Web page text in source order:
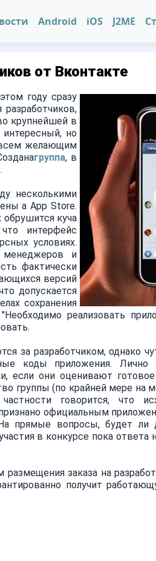
Android iOS J2ME
от Вконтакте
году сразу
крупнейшей в
но
всем желающим
группа, в
несколькими
а App Store.
обрушится куча
интерфейс
условиях.
менеджеров и
фактически
версий
допускается
сохранения
реализовать
за разработчиком, однако
коды приложения. Лично
если они оценивают
группы (по крайней мере на
говорится, что
официальным
прямые вопросы, будет ли
в конкурсе пока
заказа на
получит